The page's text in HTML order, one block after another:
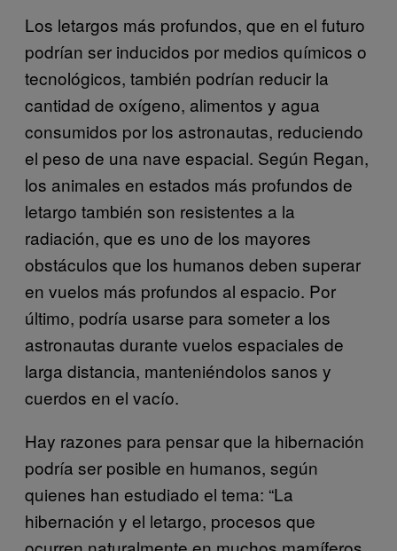
Los letargos más profundos, que en el futuro
podrían ser inducidos por medios químicos o
tecnológicos, también podrían reducir la
cantidad de oxígeno, alimentos y agua
consumidos por los astronautas, reduciendo
el peso de una nave espacial. Según Regan,
los animales en estados más profundos de
letargo también son resistentes a la
radiación, que es uno de los mayores
obstáculos que los humanos deben superar
en vuelos más profundos al espacio. Por
último, podría usarse para someter a los
astronautas durante vuelos espaciales de
larga distancia, manteniéndolos sanos y
cuerdos en el vacío.
Hay razones para pensar que la hibernación
podría ser posible en humanos, según
quienes han estudiado el tema: “La
hibernación y el letargo, procesos que